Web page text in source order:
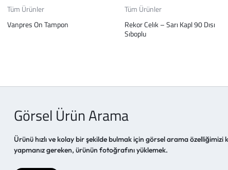
Tüm Ürünler
Vanpres On Tampon
Tüm Ürünler
Rekor Celık – Sarı Kapl 90 Dısı
Sıboplu
Görsel Ürün Arama
Ürünü hızlı ve kolay bir şekilde bulmak için görsel arama özelliğimizi
yapmanız gereken, ürünün fotoğrafını yüklemek.